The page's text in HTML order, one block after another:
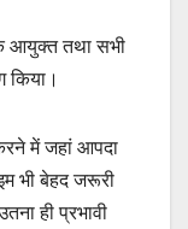
आयुक्त तथा सभी
किया।
में जहां आपदा
भी बेहद जरूरी
ही प्रभावी